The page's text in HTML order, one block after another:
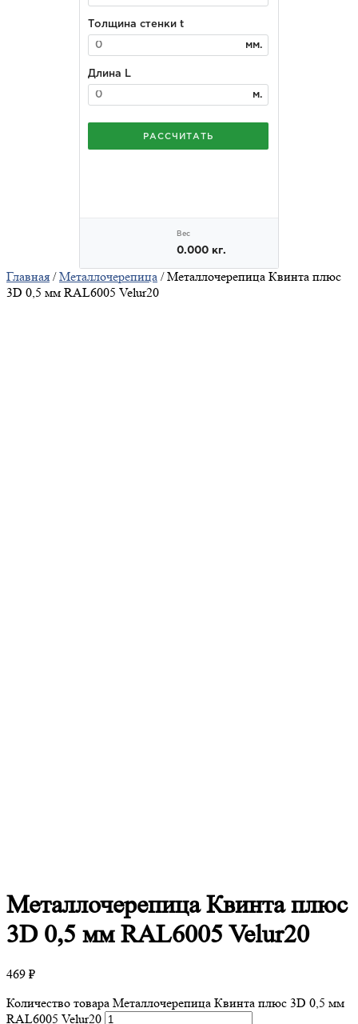
Главная /Металлочерепица / Металлочерепица Квинта плюс
3D 0,5 мм RAL6005 Velur20
МеталлочерепицаКвинта плюс
3D 0,5 мм RAL6005 Velur20
469 ₽
Количество товара Металлочерепица Квинта плюс 3D 0,5 мм
RAL6005 Velur20